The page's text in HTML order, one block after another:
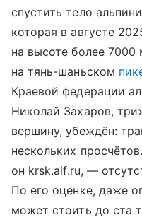
спустить тело
которая в августе
на высоте более 7000
на тянь-шаньском
Краевой федерации
Николай Захаров,
вершину, убеждён:
нескольких
он krsk.aif.ru, —
По его оценке, даже
может стоить до ста